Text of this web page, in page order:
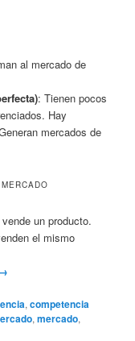
al mercado de
: Tienen pocos
Hay
mercados de
un producto.
el mismo
,competencia
,mercado,